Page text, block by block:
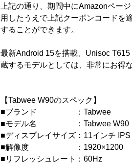
上記の通り、期間中にAmazonペー
用したうえで上記クーポンコードを
することができます。
最新Android 15を搭載、Unisoc
蔵するモデルとしては、非常にお得
【Tabwee W90のスペック】
■ブランド ：Tabwee
■モデル名 ：Tabwee W90
■ディスプレイサイズ：11インチ IPS
■解像度 ：1920×1200
■リフレッシュレート：60Hz